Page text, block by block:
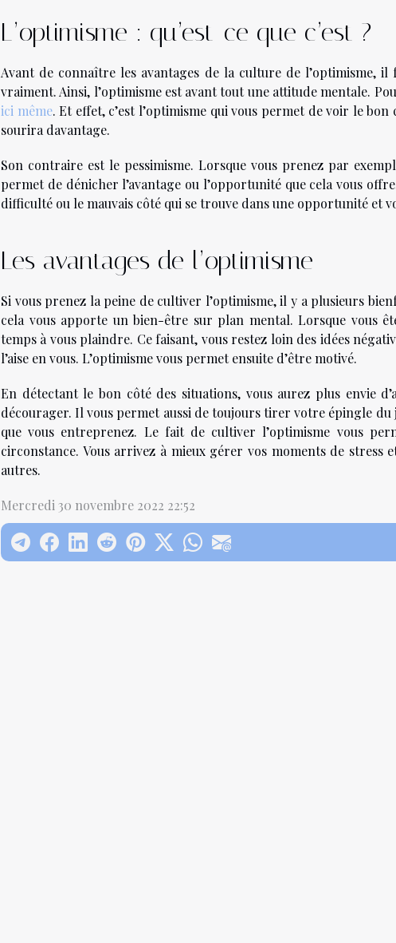
L’optimisme : qu’est-ce que c’est ?
Avant de connaître les avantages de la culture de l’optimisme, il
vraiment. Ainsi, l’optimisme est avant tout une attitude mentale.
ici même. Et effet, c’est l’optimisme qui vous permet de voir le bon
sourira davantage.
Son contraire est le pessimisme. Lorsque vous prenez par
permet de dénicher l’avantage ou l’opportunité que cela vous
difficulté ou le mauvais côté qui se trouve dans une opportunité et
Les avantages de l’optimisme
Si vous prenez la peine de cultiver l’optimisme, il y a plusieurs
cela vous apporte un bien-être sur plan mental. Lorsque vous
temps à vous plaindre. Ce faisant, vous restez loin des idées
l’aise en vous. L’optimisme vous permet ensuite d’être motivé.
En détectant le bon côté des situations, vous aurez plus envie
décourager. Il vous permet aussi de toujours tirer votre épingle du
que vous entreprenez. Le fait de cultiver l’optimisme vous
circonstance. Vous arrivez à mieux gérer vos moments de stress
autres.
Mercredi 30 novembre 2022 22:52